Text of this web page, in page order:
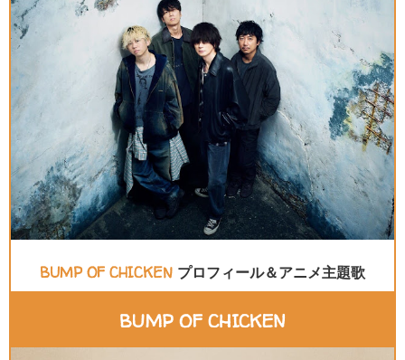
BUMP OF CHICKEN プロフィール＆アニメ主題歌
BUMP OF CHICKEN